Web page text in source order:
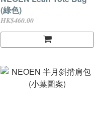
(綠色)
HK$460.00